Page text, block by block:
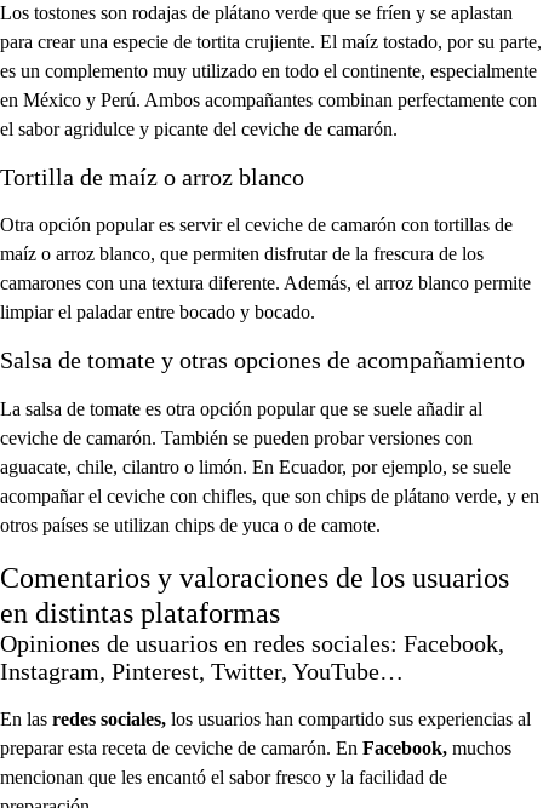
Los tostones son rodajas de plátano verde que se fríen y se aplastan
para crear una especie de tortita crujiente. El maíz tostado, por su parte,
es un complemento muy utilizado en todo el continente, especialmente
en México y Perú. Ambos acompañantes combinan perfectamente con
el sabor agridulce y picante del ceviche de camarón.
Tortilla de maíz o arroz blanco
Otra opción popular es servir el ceviche de camarón con tortillas de
maíz o arroz blanco, que permiten disfrutar de la frescura de los
camarones con una textura diferente. Además, el arroz blanco permite
limpiar el paladar entre bocado y bocado.
Salsa de tomate y otras opciones de acompañamiento
La salsa de tomate es otra opción popular que se suele añadir al
ceviche de camarón. También se pueden probar versiones con
aguacate, chile, cilantro o limón. En Ecuador, por ejemplo, se suele
acompañar el ceviche con chifles, que son chips de plátano verde, y en
otros países se utilizan chips de yuca o de camote.
Comentarios y valoraciones de los usuarios
en distintas plataformas
Opiniones de usuarios en redes sociales: Facebook,
Instagram, Pinterest, Twitter, YouTube…
En las redes sociales, los usuarios han compartido sus experiencias al
preparar esta receta de ceviche de camarón. En Facebook, muchos
mencionan que les encantó el sabor fresco y la facilidad de